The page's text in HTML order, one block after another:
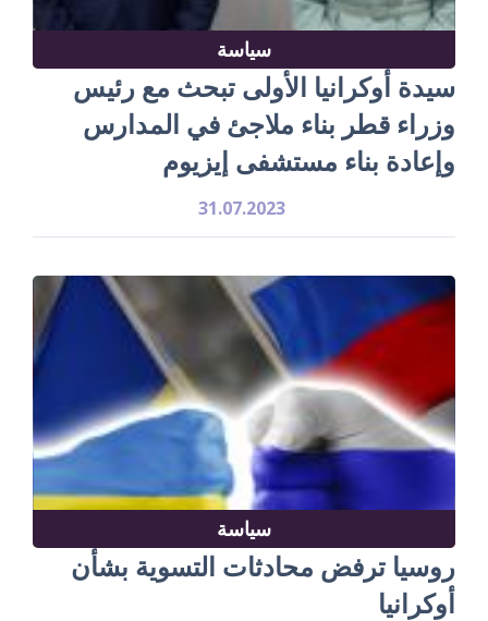
سياسة
سيدة أوكرانيا الأولى تبحث مع رئيس
وزراء قطر بناء ملاجئ في المدارس
وإعادة بناء مستشفى إيزيوم
31.07.2023
سياسة
روسيا ترفض محادثات التسوية بشأن
أوكرانيا